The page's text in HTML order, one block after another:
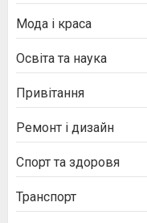
Мода і краса
Освіта та наука
Привітання
Ремонт і дизайн
Спорт та здоровя
Транспорт